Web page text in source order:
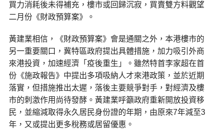
買力消耗後未得補充，樓市或回歸沉寂，買賣雙方料觀望
二月份《財政預算案》。
黃建業相信，《財政預算案》會是通關之外，本港樓市的
另一重要關口，冀特區政府提出具體措施，加力吸引外商
來港投資，加速經濟「疫後重生」。雖然特首李家超在首
份《施政報告》中提出多項吸納人才來港政策，並於近期
落實，但措施推出太遲，落後主要競爭對手，對經濟及樓
市的刺激作用尚待發酵。黃建業呼籲政府重新開放投資移
民，並縮減取得永久居民身份證的年期，由原來7年減至3
年，又或提出更多稅務或居留優惠。